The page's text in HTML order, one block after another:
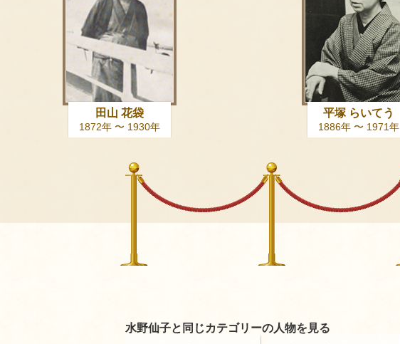
田山 花袋
1872年 〜 1930年
平塚 らいてう
1886年 〜 1971年
水野仙子と同じカテゴリーの人物を見る